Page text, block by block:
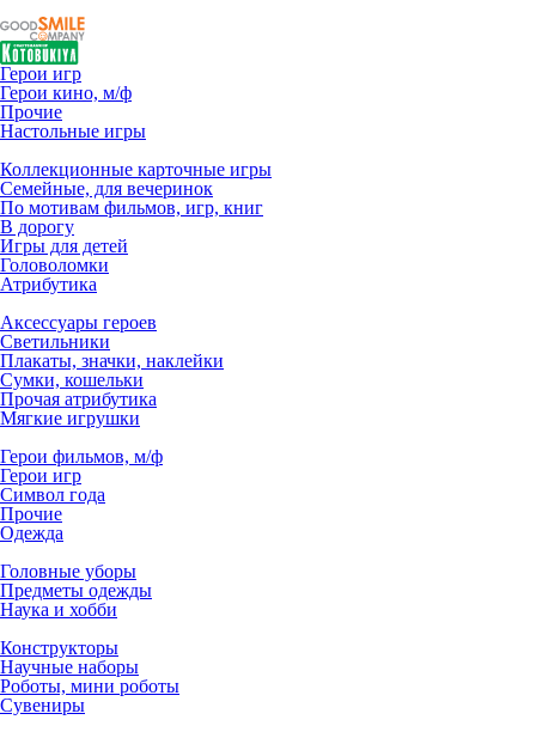
Герои игр
Герои кино, м/ф
Прочие
Настольные игры
Коллекционные карточные игры
Семейные, для вечеринок
По мотивам фильмов, игр, книг
В дорогу
Игры для детей
Головоломки
Атрибутика
Аксессуары героев
Светильники
Плакаты, значки, наклейки
Сумки, кошельки
Прочая атрибутика
Мягкие игрушки
Герои фильмов, м/ф
Герои игр
Символ года
Прочие
Одежда
Головные уборы
Предметы одежды
Наука и хобби
Конструкторы
Научные наборы
Роботы, мини роботы
Сувениры